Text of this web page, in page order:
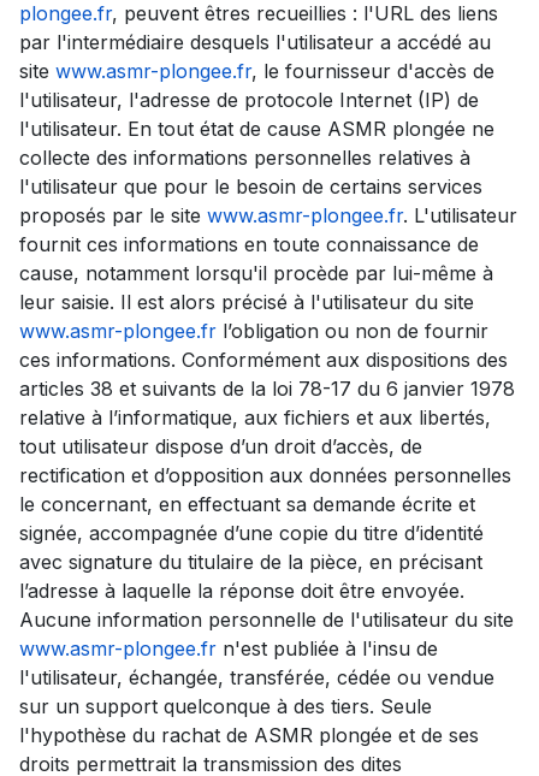
plongee.fr, peuvent êtres recueillies : l'URL des liens
par l'intermédiaire desquels l'utilisateur a accédé au
site www.asmr-plongee.fr, le fournisseur d'accès de
l'utilisateur, l'adresse de protocole Internet (IP) de
l'utilisateur. En tout état de cause ASMR plongée ne
collecte des informations personnelles relatives à
l'utilisateur que pour le besoin de certains services
proposés par le site www.asmr-plongee.fr. L'utilisateur
fournit ces informations en toute connaissance de
cause, notamment lorsqu'il procède par lui-même à
leur saisie. Il est alors précisé à l'utilisateur du site
www.asmr-plongee.fr l’obligation ou non de fournir
ces informations. Conformément aux dispositions des
articles 38 et suivants de la loi 78-17 du 6 janvier 1978
relative à l’informatique, aux fichiers et aux libertés,
tout utilisateur dispose d’un droit d’accès, de
rectification et d’opposition aux données personnelles
le concernant, en effectuant sa demande écrite et
signée, accompagnée d’une copie du titre d’identité
avec signature du titulaire de la pièce, en précisant
l’adresse à laquelle la réponse doit être envoyée.
Aucune information personnelle de l'utilisateur du site
www.asmr-plongee.fr n'est publiée à l'insu de
l'utilisateur, échangée, transférée, cédée ou vendue
sur un support quelconque à des tiers. Seule
l'hypothèse du rachat de ASMR plongée et de ses
droits permettrait la transmission des dites